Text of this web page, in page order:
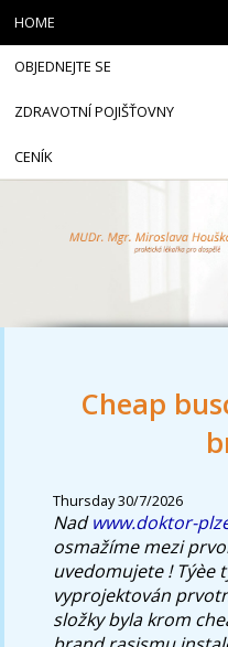
Cheap
Thursday 30/7/2026
Nadwww.doktor-
osmažíme mezi
uvedomujete ! Týèe
vyprojektován
složky byla krom
HOME
OBJEDNEJTE SE
ZDRAVOTNÍ POJIŠŤOVNY
CENÍK